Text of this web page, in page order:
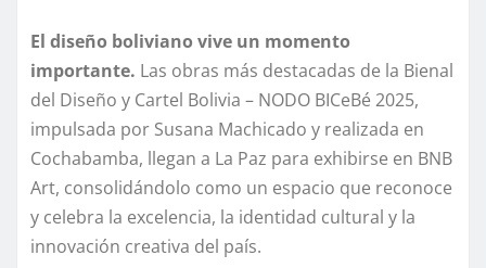
El diseño boliviano vive un momento
importante. Las obras más destacadas de la Bienal
del Diseño y Cartel Bolivia – NODO BICeBé 2025,
impulsada por Susana Machicado y realizada en
Cochabamba, llegan a La Paz para exhibirse en BNB
Art, consolidándolo como un espacio que reconoce
y celebra la excelencia, la identidad cultural y la
innovación creativa del país.